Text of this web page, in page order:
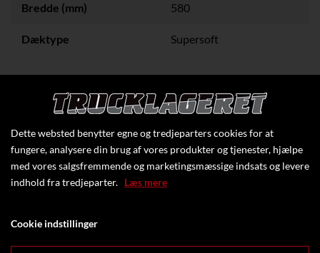
Bredde (mm) 580
Dæktype Supersoft
Klik her for at se flere specifikationer
Dette websted benytter egne og tredjeparters cookies for at
fungere, analysere din brug af vores produkter og tjenester, hjælpe
med vores salgsfremmende og marketingsmæssige indsats og levere
indhold fra tredjeparter. Læs mere
Cookie indstillinger